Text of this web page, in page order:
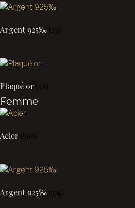
Argent 925‰ (23)
Plaqué or (58)
Femme
Acier (568)
Argent 925‰ (574)